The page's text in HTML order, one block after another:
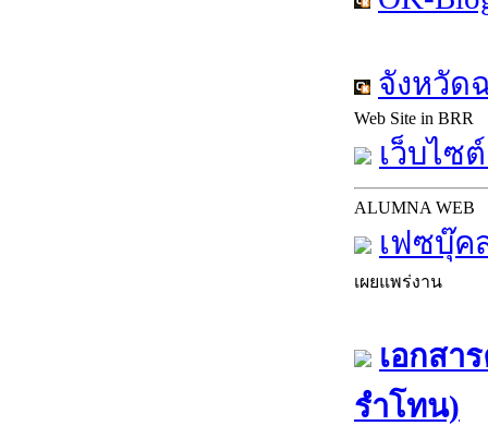
จังหวัด
Web Site in BRR
เว็บไซ
ALUMNA WEB
เฟซบุ๊ค
เผยแพร่งาน
เอกสา
รำโทน)